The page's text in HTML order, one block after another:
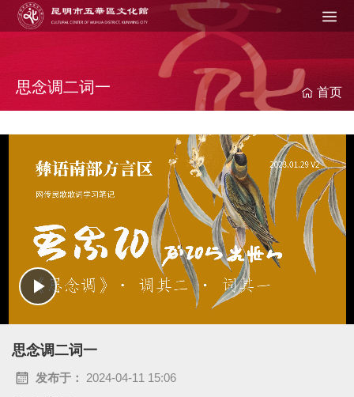
Jump to navigation
这
首页
思念调二词一
P
l
a
思念调二词一
发布于：
2024-04-11 15:06